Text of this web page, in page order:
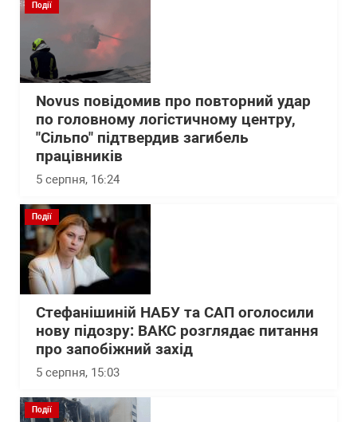
Події
Novus повідомив про повторний удар
по головному логістичному центру,
"Сільпо" підтвердив загибель
працівників
5 серпня, 16:24
Події
Стефанішиній НАБУ та САП оголосили
нову підозру: ВАКС розглядає питання
про запобіжний захід
5 серпня, 15:03
Події